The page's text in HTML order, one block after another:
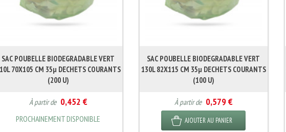
SAC POUBELLE BIODEGRADABLE VERT
70X105 CM 35µ DECHETS COURANTS
(200 U)
À partir de 0,452 €
PROCHAINEMENT DISPONIBLE
SAC POUBELLE BIODEGRADABLE VERT
130L 82X115 CM 35µ DECHETS COURANTS
(100 U)
À partir de 0,579 €
AJOUTER AU PANIER